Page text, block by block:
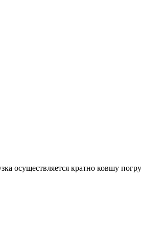
осуществляется кратно ковшу